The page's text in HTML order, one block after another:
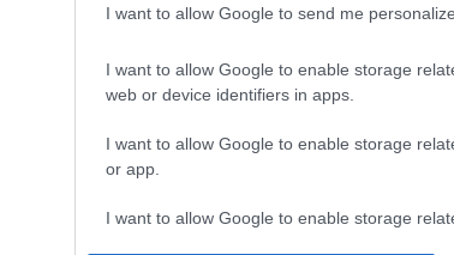
I want to allow Google to send me
I want to allow Google to enable storage
web or device identifiers in apps.
I want to allow Google to enable storage
or app.
I want to allow Google to enable storage